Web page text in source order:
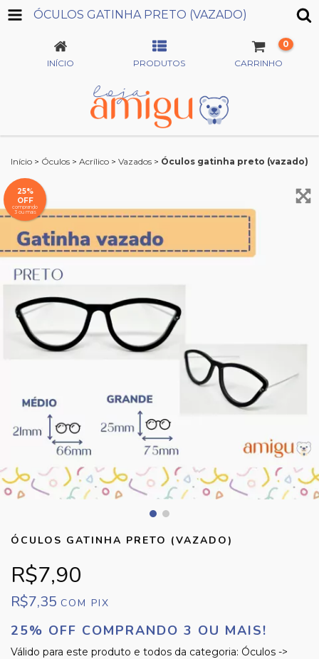
ÓCULOS GATINHA PRETO (VAZADO)
INÍCIO PRODUTOS CARRINHO
0
Início > Óculos > Acrílico > Vazados > Óculos gatinha preto (vazado)
25%
OFF
comprando
3 ou mais
ÓCULOS GATINHA PRETO (VAZADO)
R$7,90
R$7,35 COM PIX
25% OFF COMPRANDO 3 OU MAIS!
Válido para este produto e todos da categoria: Óculos ->